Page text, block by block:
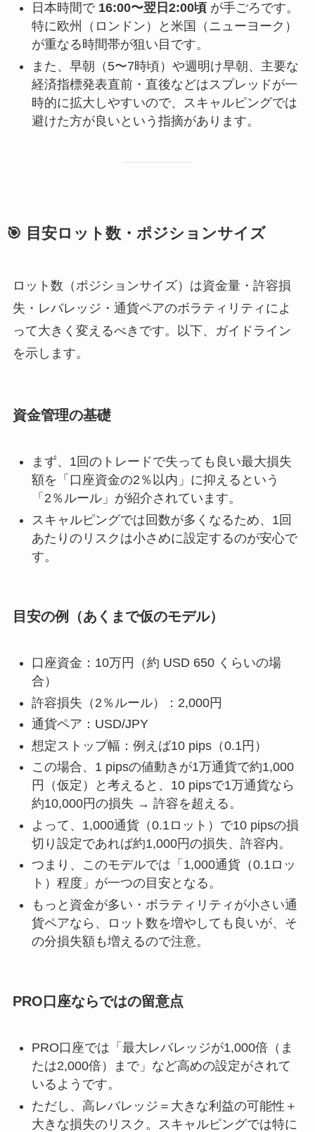
日本時間で 16:00〜翌日2:00頃が手ごろです。
特に欧州（ロンドン）と米国（ニューヨーク）
が重なる時間帯が狙い目です。
また、早朝（5〜7時頃）や週明け早朝、主要な
経済指標発表直前・直後などはスプレッドが一
時的に拡大しやすいので、スキャルピングでは
避けた方が良いという指摘があります。
🎯 目安ロット数・ポジションサイズ
ロット数（ポジションサイズ）は資金量・許容損
失・レバレッジ・通貨ペアのボラティリティによ
って大きく変えるべきです。以下、ガイドライン
を示します。
資金管理の基礎
まず、1回のトレードで失っても良い最大損失
額を「口座資金の2％以内」に抑えるという
「2％ルール」が紹介されています。
スキャルピングでは回数が多くなるため、1回
あたりのリスクは小さめに設定するのが安心で
す。
目安の例（あくまで仮のモデル）
口座資金：10万円（約 USD 650 くらいの場
合）
許容損失（2％ルール）：2,000円
通貨ペア：USD/JPY
想定ストップ幅：例えば10 pips（0.1円）
この場合、1 pipsの値動きが1万通貨で約1,000
円（仮定）と考えると、10 pipsで1万通貨なら
約10,000円の損失 → 許容を超える。
よって、1,000通貨（0.1ロット）で10 pipsの損
切り設定であれば約1,000円の損失、許容内。
つまり、このモデルでは「1,000通貨（0.1ロッ
ト）程度」が一つの目安となる。
もっと資金が多い・ボラティリティが小さい通
貨ペアなら、ロット数を増やしても良いが、そ
の分損失額も増えるので注意。
PRO口座ならではの留意点
PRO口座では「最大レバレッジが1,000倍（ま
たは2,000倍）まで」など高めの設定がされて
いるようです。
ただし、高レバレッジ＝大きな利益の可能性＋
大きな損失のリスク。スキャルピングでは特に